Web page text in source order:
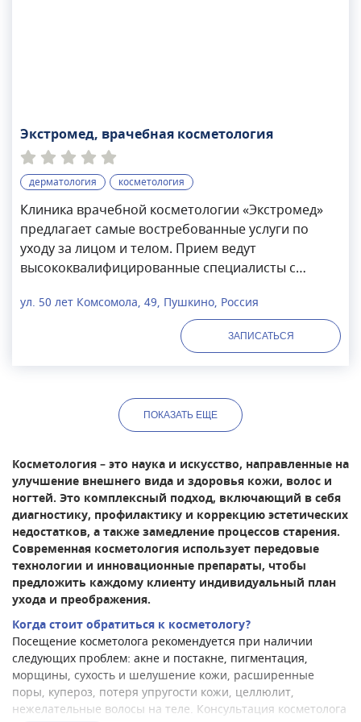
Экстромед, врачебная косметология
дерматология косметология
Клиника врачебной косметологии «Экстромед»
предлагает самые востребованные услуги по
уходу за лицом и телом. Прием ведут
высококвалифицированные специалисты с
современными методиками аппаратной и
инъекционной косметологии. Для каждого
пациента составляется индивидуальный план
дефектов кожи, уход на лицом HydraFacial,
косметология М22, инъекционная косметология,
нитевой лифтинг, контурная пластика, лазерная
эпиляция.
ул. 50 лет Комсомола, 49, Пушкино, Россия
ЗАПИСАТЬСЯ
ПОКАЗАТЬ ЕЩЕ
Косметология – это наука и искусство, направленные на
улучшение внешнего вида и здоровья кожи, волос и
ногтей. Это комплексный подход, включающий в себя
диагностику, профилактику и коррекцию эстетических
недостатков, а также замедление процессов старения.
Современная косметология использует передовые
технологии и инновационные препараты, чтобы
предложить каждому клиенту индивидуальный план
ухода и преображения.
Когда стоит обратиться к косметологу?
Посещение косметолога рекомендуется при наличии
следующих проблем: акне и постакне, пигментация,
морщины, сухость и шелушение кожи, расширенные
поры, купероз, потеря упругости кожи, целлюлит,
нежелательные волосы на теле. Консультация косметолога